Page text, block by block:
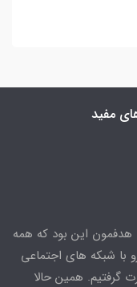
مفید
هدفمون این بود که همه
با شبکه های اجتماعی
گرفتیم. همین حالا